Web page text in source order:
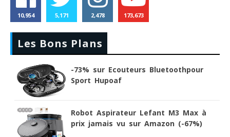
10,954 5,171 2,478 173,673
Les Bons Plans
-73% sur Ecouteurs Bluetoothpour
Sport Hupoaf
Robot Aspirateur Lefant M3 Max à
prix jamais vu sur Amazon (-67%)